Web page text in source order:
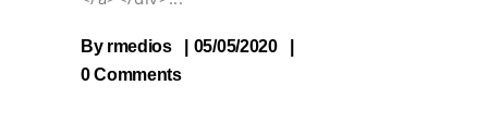
By rmedios
05/05/2020
0 Comments